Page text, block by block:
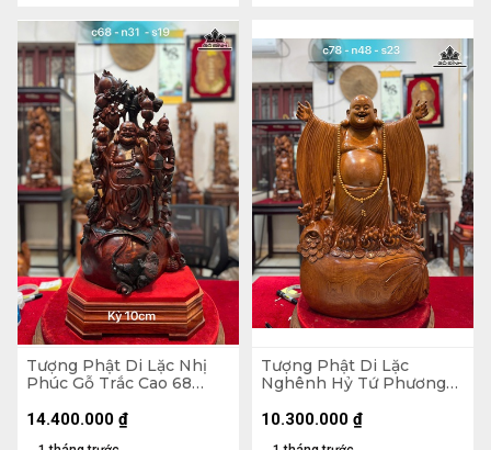
Tượng Phật Di Lặc Nhị
Phúc Gỗ Trắc Cao 68
14.400.000 ₫
Tượng Phật Di Lặc
Nghênh Hỷ Tứ Phương
Ngang 46 Sâu 23 (cm)
10.300.000 ₫